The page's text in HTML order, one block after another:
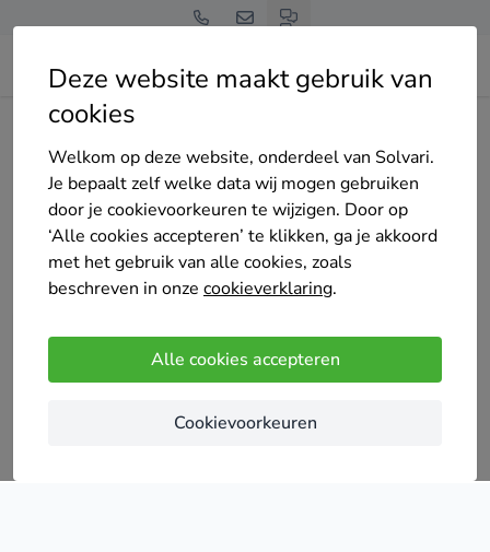
Deze website maakt gebruik van
cookies
Welkom op deze website, onderdeel van Solvari.
Je bepaalt zelf welke data wij mogen gebruiken
door je cookievoorkeuren te wijzigen. Door op
‘Alle cookies accepteren’ te klikken, ga je akkoord
met het gebruik van alle cookies, zoals
beschreven in onze cookieverklaring.
Alle cookies accepteren
Cookievoorkeuren
Home Schuifpui
Tot 4 offertes op maat
Noord-Brabant
Vergelijk offertes